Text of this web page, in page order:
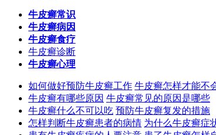
牛皮癣常识
牛皮癣病因
牛皮癣食疗
牛皮癣诊断
牛皮癣心理
如何做好预防牛皮癣工作 牛皮癣怎样才能不
牛皮癣有哪些原因 牛皮癣常见的原因是哪些
牛皮癣什么不可以吃 预防牛皮癣复发的措施
怎样判断牛皮癣患者的病情 为什么牛皮癣症